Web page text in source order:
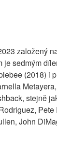
založený
sedmým
(2018) i
stejně
John